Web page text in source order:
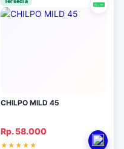
CHILPO MILD 45
Rp. 58.000